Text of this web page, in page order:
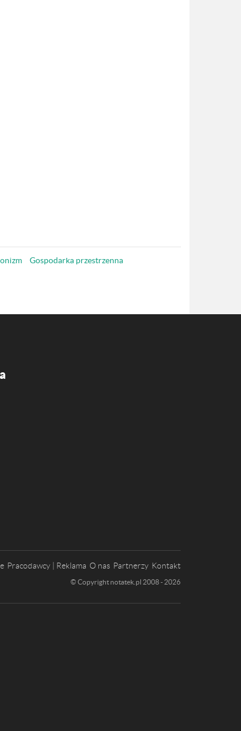
Gospodarka przestrzenna
Pracodawcy | Reklama O nas Partnerzy Kontakt
© Copyright notatek.pl 2008 - 2026